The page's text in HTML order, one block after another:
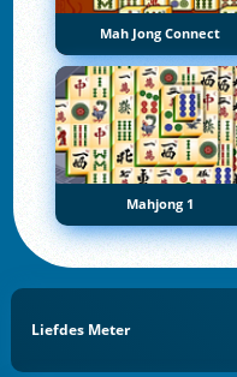
Mah Jong Connect
Mahjong 1
Liefdes Meter